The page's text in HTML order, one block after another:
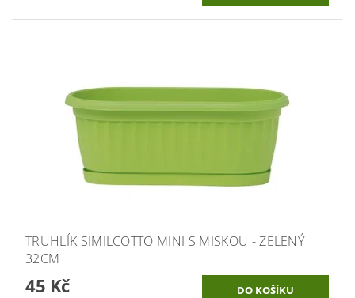
TRUHLÍK SIMILCOTTO MINI S MISKOU - ZELENÝ
32CM
45 Kč